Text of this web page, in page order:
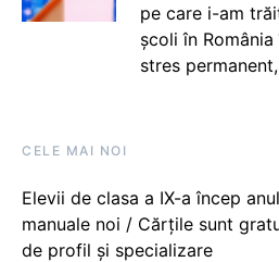
pe care i-am
școli în
stres
CELE MAI NOI
Elevii de clasa a IX-a încep
manuale noi / Cărțile sunt
de profil și specializare